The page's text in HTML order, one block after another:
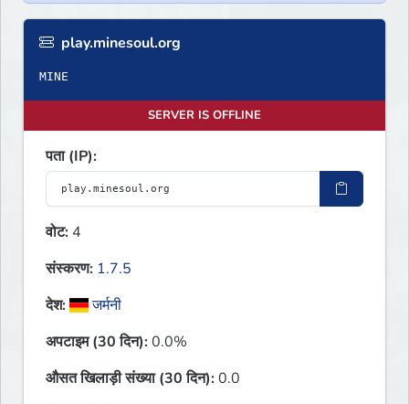
play.minesoul.org
MINE
SERVER IS OFFLINE
पता (IP):
वोट: 4
संस्करण: 1.7.5
देश:
जर्मनी
अपटाइम (30 दिन):0.0%
औसत खिलाड़ी संख्या (30 दिन):0.0